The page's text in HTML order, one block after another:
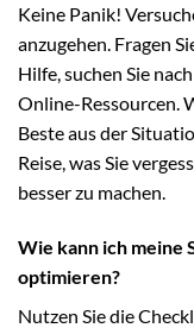
Keine Panik!
anzugehen. Fragen
Hilfe, suchen Sie
Online-Ressourcen.
Beste aus der
Reise, was Sie
besser zu machen.
Wie kann ich meine
optimieren?
Nutzen Sie die